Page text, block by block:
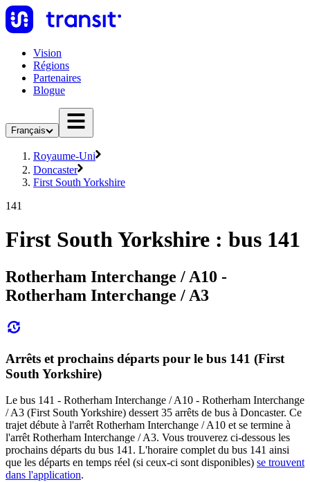
Vision
Régions
Partenaires
Blogue
Français
Royaume-Uni
Doncaster
First South Yorkshire
141
First South Yorkshire : bus 141
Rotherham Interchange / A10 -
Rotherham Interchange / A3
Arrêts et prochains départs pour le bus 141 (First
South Yorkshire)
Le bus 141 - Rotherham Interchange / A10 - Rotherham Interchange
/ A3 (First South Yorkshire) dessert 35 arrêts de bus à Doncaster. Ce
trajet débute à l'arrêt Rotherham Interchange / A10 et se termine à
l'arrêt Rotherham Interchange / A3. Vous trouverez ci-dessous les
prochains départs du bus 141. L'horaire complet du bus 141 ainsi
que les départs en temps réel (si ceux-ci sont disponibles) se trouvent
dans l'application.